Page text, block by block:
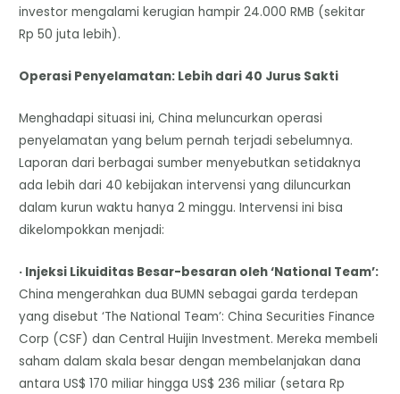
investor mengalami kerugian hampir 24.000 RMB (sekitar
Rp 50 juta lebih).
Operasi Penyelamatan: Lebih dari 40 Jurus Sakti
Menghadapi situasi ini, China meluncurkan operasi
penyelamatan yang belum pernah terjadi sebelumnya.
Laporan dari berbagai sumber menyebutkan setidaknya
ada lebih dari 40 kebijakan intervensi yang diluncurkan
dalam kurun waktu hanya 2 minggu. Intervensi ini bisa
dikelompokkan menjadi:
· Injeksi Likuiditas Besar-besaran oleh ‘National Team’:
China mengerahkan dua BUMN sebagai garda terdepan
yang disebut ‘The National Team’: China Securities Finance
Corp (CSF) dan Central Huijin Investment. Mereka membeli
saham dalam skala besar dengan membelanjakan dana
antara US$ 170 miliar hingga US$ 236 miliar (setara Rp